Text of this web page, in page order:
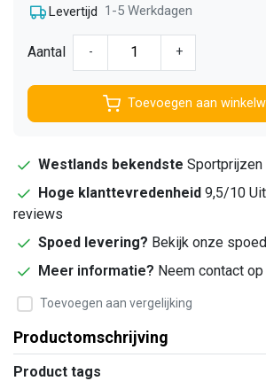
Levertijd 1-5 Werkdagen
Aantal - +
Toevoegen aan
Westlands bekendste
Hoge klanttevredenheid 9,5/10
reviews
Spoed levering? Bekijk onze
Meer informatie? Neem contact
Toevoegen aan vergelijking
Productomschrijving
Product tags